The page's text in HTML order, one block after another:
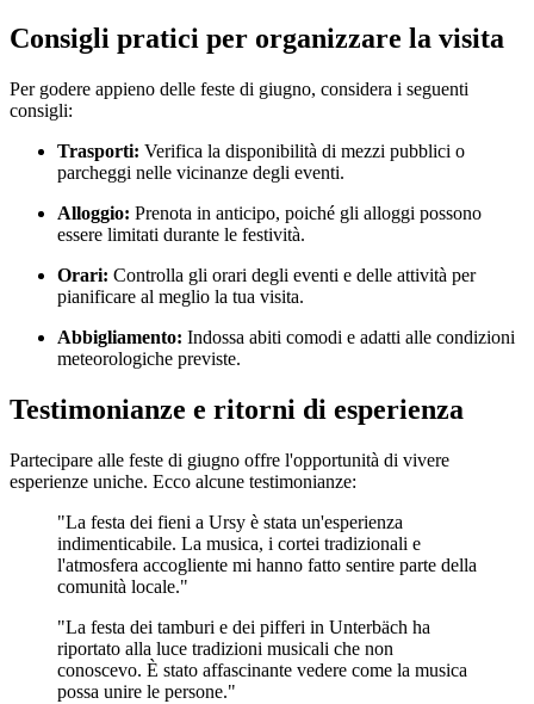
Consigli pratici per organizzare la visita
Per godere appieno delle feste di giugno, considera i seguenti
consigli:
Trasporti: Verifica la disponibilità di mezzi pubblici o
parcheggi nelle vicinanze degli eventi.
Alloggio: Prenota in anticipo, poiché gli alloggi possono
essere limitati durante le festività.
Orari: Controlla gli orari degli eventi e delle attività per
pianificare al meglio la tua visita.
Abbigliamento: Indossa abiti comodi e adatti alle condizioni
meteorologiche previste.
Testimonianze e ritorni di esperienza
Partecipare alle feste di giugno offre l'opportunità di vivere
esperienze uniche. Ecco alcune testimonianze:
"La festa dei fieni a Ursy è stata un'esperienza
indimenticabile. La musica, i cortei tradizionali e
l'atmosfera accogliente mi hanno fatto sentire parte della
comunità locale."
"La festa dei tamburi e dei pifferi in Unterbäch ha
riportato alla luce tradizioni musicali che non
conoscevo. È stato affascinante vedere come la musica
possa unire le persone."